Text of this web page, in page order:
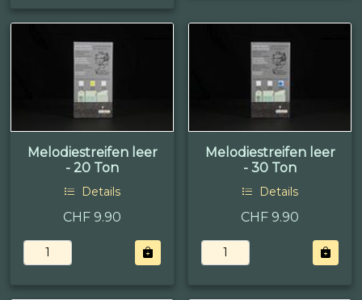
Melodiestreifen leer
- 20 Ton
Details
CHF 9.90
Melodiestreifen leer
- 30 Ton
Details
CHF 9.90